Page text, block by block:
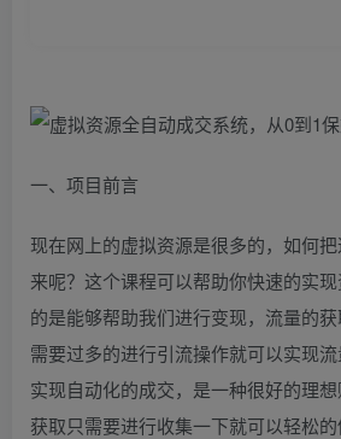
一、项目前言
现在网上的虚拟资源是很多的，如何
来呢？这个课程可以帮助你快速的实
的是能够帮助我们进行变现，流量的
需要过多的进行引流操作就可以实现
实现自动化的成交，是一种很好的理
获取只需要进行收集一下就可以轻松